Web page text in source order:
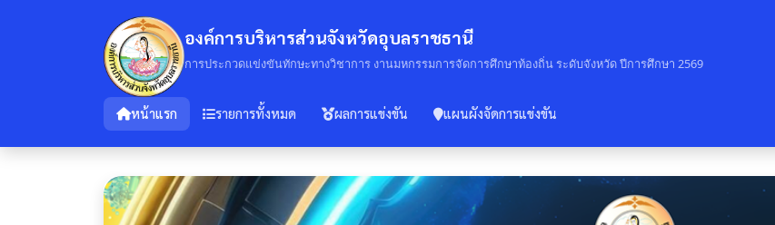
องค์การบริหารส่วนจังหวัดอุบลราชธานี
การประกวดแข่งขันทักษะทางวิชาการ งานมหกรรมการจัดการศึกษาท้องถิ่น ระดับจังหวัด ปีการศึกษา 2569
หน้าแรก รายการทั้งหมด ผลการแข่งขัน แผนผังจัดการแข่งขัน